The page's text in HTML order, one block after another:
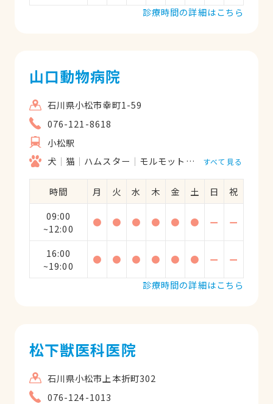
診療時間の詳細はこちら
山口動物病院
石川県小松市幸町1-59
076-121-8618
小松駅
犬
猫 ハムスター モルモット フェレット
すべて見る
時間 月 火 水 木 金 土 日
祝
09:00
~12:00
● ● ● ● ● ● ー ー
16:00
~19:00
● ● ● ● ● ● ー
ー
診療時間の詳細はこちら
松下獣医科医院
石川県小松市上本折町302
076-124-1013